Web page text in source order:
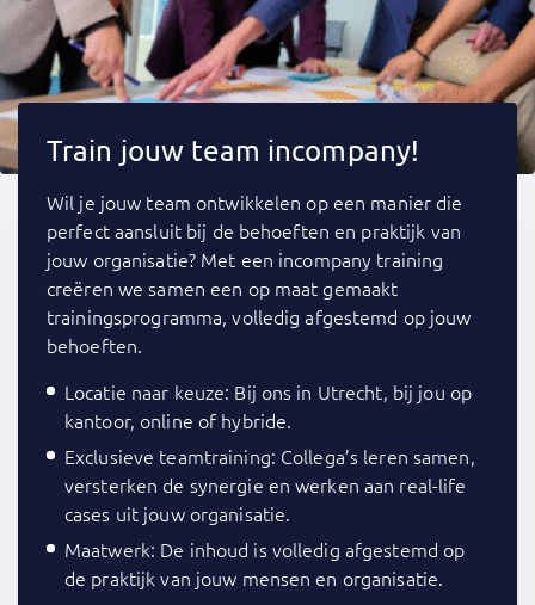
Train jouw team incompany!
Wil je jouw team ontwikkelen op een manier die
perfect aansluit bij de behoeften en praktijk van
jouw organisatie? Met een incompany training
creëren we samen een op maat gemaakt
trainingsprogramma, volledig afgestemd op jouw
behoeften.
Locatie naar keuze: Bij ons in Utrecht, bij jou op
kantoor, online of hybride.
Exclusieve teamtraining: Collega’s leren samen,
versterken de synergie en werken aan real-life
cases uit jouw organisatie.
Maatwerk: De inhoud is volledig afgestemd op
de praktijk van jouw mensen en organisatie.